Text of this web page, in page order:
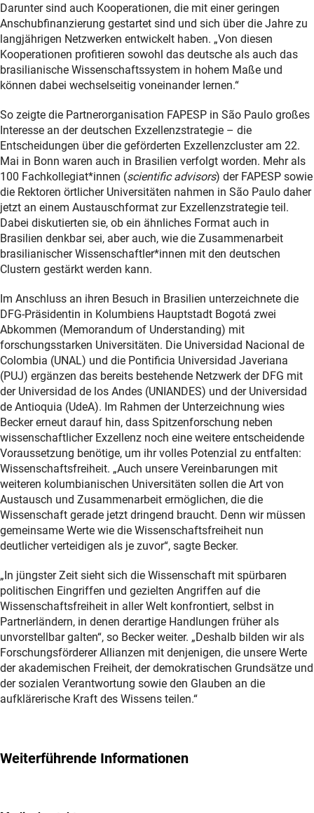
Darunter sind auch Kooperationen, die mit einer geringen
Anschubfinanzierung gestartet sind und sich über die Jahre zu
langjährigen Netzwerken entwickelt haben. „Von diesen
Kooperationen profitieren sowohl das deutsche als auch das
brasilianische Wissenschaftssystem in hohem Maße und
können dabei wechselseitig voneinander lernen.“
So zeigte die Partnerorganisation FAPESP in São Paulo großes
Interesse an der deutschen Exzellenzstrategie – die
Entscheidungen über die geförderten Exzellenzcluster am 22.
Mai in Bonn waren auch in Brasilien verfolgt worden. Mehr als
100 Fachkollegiat*innen (scientific advisors) der FAPESP sowie
die Rektoren örtlicher Universitäten nahmen in São Paulo daher
jetzt an einem Austauschformat zur Exzellenzstrategie teil.
Dabei diskutierten sie, ob ein ähnliches Format auch in
Brasilien denkbar sei, aber auch, wie die Zusammenarbeit
brasilianischer Wissenschaftler*innen mit den deutschen
Clustern gestärkt werden kann.
Im Anschluss an ihren Besuch in Brasilien unterzeichnete die
DFG-Präsidentin in Kolumbiens Hauptstadt Bogotá zwei
Abkommen (Memorandum of Understanding) mit
forschungsstarken Universitäten. Die Universidad Nacional de
Colombia (UNAL) und die Pontificia Universidad Javeriana
(PUJ) ergänzen das bereits bestehende Netzwerk der DFG mit
der Universidad de los Andes (UNIANDES) und der Universidad
de Antioquia (UdeA). Im Rahmen der Unterzeichnung wies
Becker erneut darauf hin, dass Spitzenforschung neben
wissenschaftlicher Exzellenz noch eine weitere entscheidende
Voraussetzung benötige, um ihr volles Potenzial zu entfalten:
Wissenschaftsfreiheit. „Auch unsere Vereinbarungen mit
weiteren kolumbianischen Universitäten sollen die Art von
Austausch und Zusammenarbeit ermöglichen, die die
Wissenschaft gerade jetzt dringend braucht. Denn wir müssen
gemeinsame Werte wie die Wissenschaftsfreiheit nun
deutlicher verteidigen als je zuvor“, sagte Becker.
„In jüngster Zeit sieht sich die Wissenschaft mit spürbaren
politischen Eingriffen und gezielten Angriffen auf die
Wissenschaftsfreiheit in aller Welt konfrontiert, selbst in
Partnerländern, in denen derartige Handlungen früher als
unvorstellbar galten“, so Becker weiter. „Deshalb bilden wir als
Forschungsförderer Allianzen mit denjenigen, die unsere Werte
der akademischen Freiheit, der demokratischen Grundsätze und
der sozialen Verantwortung sowie den Glauben an die
aufklärerische Kraft des Wissens teilen.“
Weiterführende Informationen